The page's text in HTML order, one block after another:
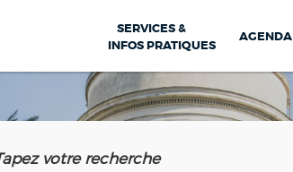
SERVICES &
INFOS PRATIQUES
AGENDA